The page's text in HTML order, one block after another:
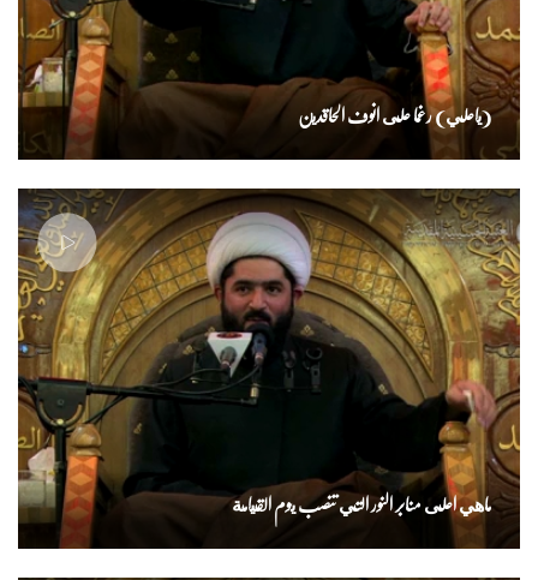
(ياعلي) رغما على انوف الحاقدين
ماهي اعلى منابر النور التي تنصب يوم القيامة